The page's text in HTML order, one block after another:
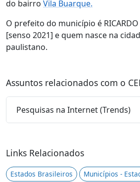
do bairro Vila Buarque.
O prefeito do município é RICARDO
[senso 2021] e quem nasce na
paulistano.
Assuntos relacionados com o
Pesquisas na Internet (Trends)
Links Relacionados
Estados Brasileiros
Municípios -